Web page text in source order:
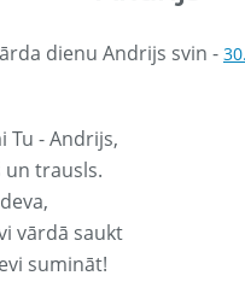
dienu Andrijs svin -
Tu - Andrijs,
un trausls.
vārdā saukt
sumināt!